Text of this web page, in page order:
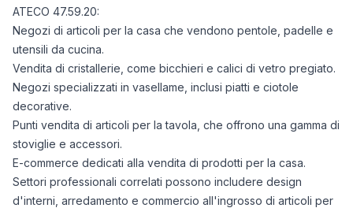
ATECO 47.59.20:
Negozi di articoli per la casa che vendono pentole, padelle e
utensili da cucina.
Vendita di cristallerie, come bicchieri e calici di vetro pregiato.
Negozi specializzati in vasellame, inclusi piatti e ciotole
decorative.
Punti vendita di articoli per la tavola, che offrono una gamma di
stoviglie e accessori.
E-commerce dedicati alla vendita di prodotti per la casa.
Settori professionali correlati possono includere design
d'interni, arredamento e commercio all'ingrosso di articoli per